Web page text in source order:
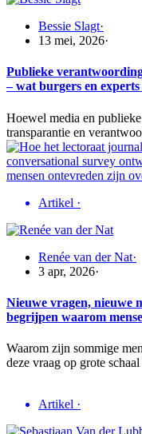
Bessie Slagt·
13 mei, 2026·
Publieke
– wat burgers en experts
Hoewel media en
transparantie en
Artikel ·
Renée van der Nat·
3 apr, 2026·
Nieuwe vragen, nieuwe
begrijpen waarom
Waarom zijn sommige
deze vraag op grote
Artikel ·